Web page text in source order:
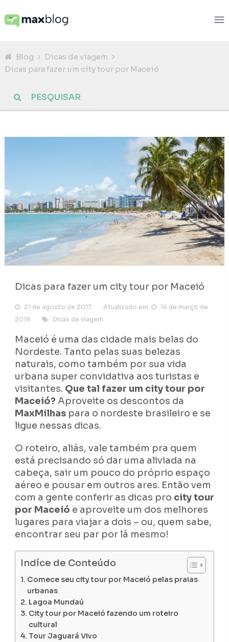
Blog
Dicas de viagem
Dicas para fazer um city tour por Maceió
Dicas para fazer um city tour por Maceió
21 de agosto de 2017 Atualizado em:
14 de março de
2019
Dicas de viagem
Maceió é uma das cidade mais belas do
Nordeste. Tanto pelas suas belezas
naturais, como também por sua vida
urbana super convidativa aos turistas e
visitantes. Que tal fazer um city tour por
Maceió? Aproveite os descontos da
MaxMilhaspara o nordeste brasileiro e se
ligue nessas dicas.
O roteiro, aliás, vale também pra quem
está precisando só dar uma aliviada na
cabeça, sair um pouco do próprio espaço
aéreo e pousar em outros ares. Então vem
com a gente conferir as dicas pro city tour
por Maceió e aproveite um dos melhores
lugares para viajar a dois – ou, quem sabe,
encontrar seu par por lá mesmo!
Indíce de Conteúdo
Comece seu city tour por Maceió pelas praias
urbanas
Lagoa Mundaú
City tour por Maceió fazendo um roteiro
cultural
Tour Jaguará Vivo